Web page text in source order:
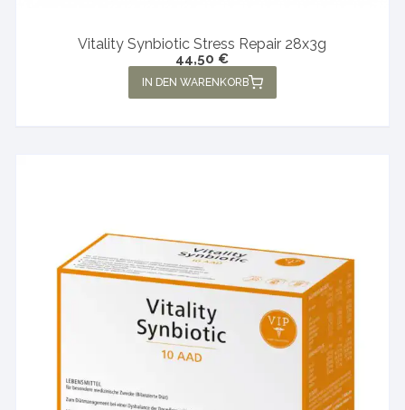
Vitality Synbiotic Stress Repair 28x3g
44,50 €
IN DEN WARENKORB